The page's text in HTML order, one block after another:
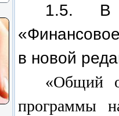
1.5. В
в новой
«Общий
программы